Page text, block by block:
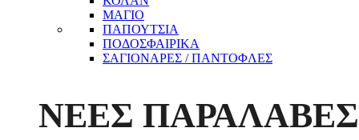
ΜΑΓΙΟ
ΠΑΠΟΥΤΣΙΑ
ΠΟΔΟΣΦΑΙΡΙΚΑ
ΣΑΓΙΟΝΑΡΕΣ / ΠΑΝΤΟΦΛΕΣ
ΝΕΕΣ ΠΑΡΑΛΑΒΕΣ